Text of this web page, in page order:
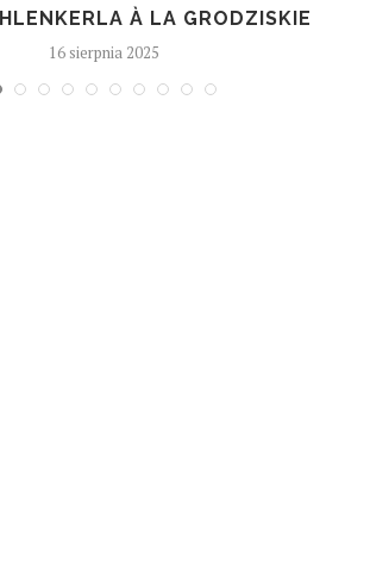
À LA GRODZISKIE
16 sierpnia 2025